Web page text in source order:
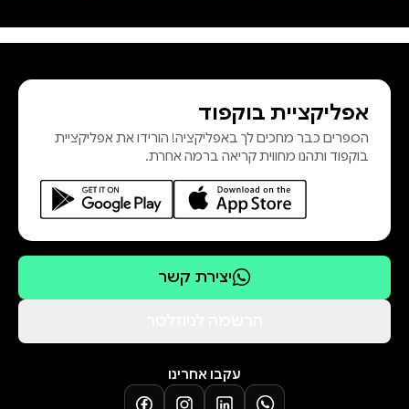
אפליקציית בוקפוד
הספרים כבר מחכים לך באפליקציה! הורידו את אפליקציית
בוקפוד ותהנו מחווית קריאה ברמה אחרת.
יצירת קשר
עקבו אחרינו